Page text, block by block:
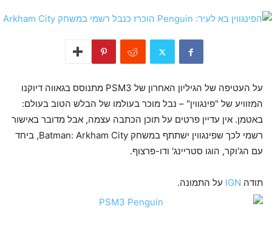
על העטיפה של הגיליון האחרון של PSM3 מתנוסס בגאווה דיוקנו
המזוויע של "פינגווין" – נבל מוכר בעולמו של הבלש הטוב בעולם:
באטמן. אין עדיין פרטים על תוכן הכתבה עצמה, אבל מדובר באישור
רשמי לכך שפינגווין ישתתף במשחק Batman: Arkham City, ביחד
עם הג'וקר, הוגו סטריינג' ודו-פרצוף.
תודה IGN על התמונה.